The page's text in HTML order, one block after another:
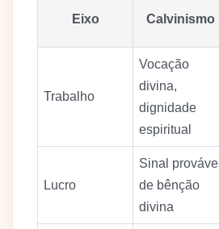
Eixo Calvinismo
Trabalho
Vocação
divina,
dignidade
espiritual
Lucro
Sinal provável
de bênção
divina